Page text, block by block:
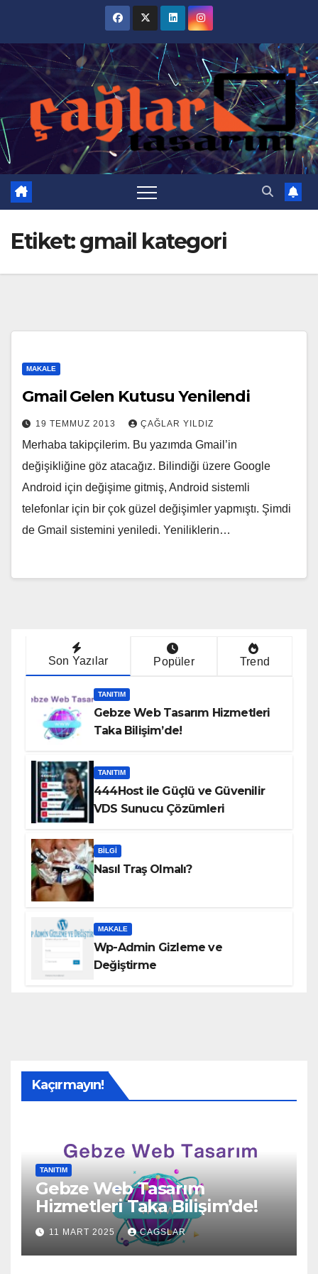
content
Etiket:gmail kategori
MAKALE
Gmail Gelen Kutusu Yenilendi
19 TEMMUZ 2013 ÇAĞLAR YILDIZ
Merhaba takipçilerim. Bu yazımda Gmail’in
değişikliğine göz atacağız. Bilindiği üzere Google
Android için değişime gitmiş, Android sistemli
telefonlar için bir çok güzel değişimler yapmıştı. Şimdi
de Gmail sistemini yeniledi. Yeniliklerin…
Son Yazılar Popüler Trend
TANITIM
Gebze Web Tasarım Hizmetleri
Taka Bilişim’de!
TANITIM
444Host ile Güçlü ve Güvenilir
VDS Sunucu Çözümleri
BILGI
Nasıl Traş Olmalı?
MAKALE
Wp-Admin Gizleme ve
Değiştirme
Kaçırmayın!
TANITIM
Gebze Web Tasarım
Hizmetleri Taka Bilişim’de!
11 MART 2025 CAGSLAR